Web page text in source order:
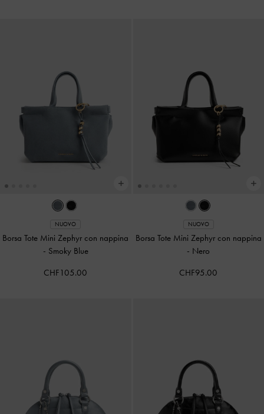
NUOVO
Borsa Tote Mini Zephyr con nappina
- Smoky Blue
CHF105.00
NUOVO
Borsa Tote Mini Zephyr con nappina
- Nero
CHF95.00